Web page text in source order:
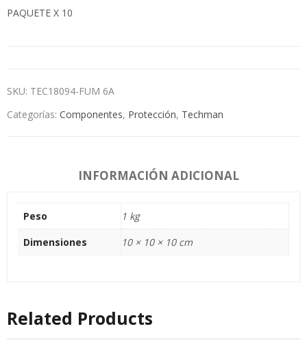
PAQUETE X 10
SKU: TEC18094-FUM 6A
Categorías: Componentes, Protección, Techman
INFORMACIÓN ADICIONAL
Peso
1 kg
Dimensiones
10 × 10 × 10 cm
Related Products